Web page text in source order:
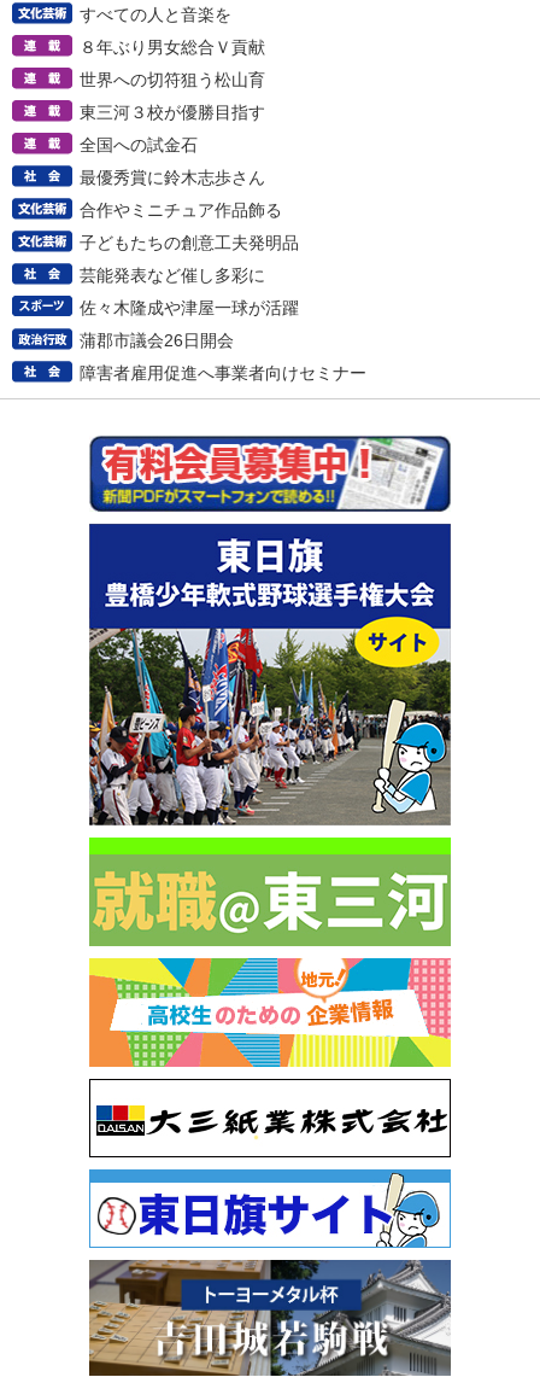
すべての人と音楽を
８年ぶり男女総合Ｖ貢献
世界への切符狙う松山育
東三河３校が優勝目指す
全国への試金石
最優秀賞に鈴木志歩さん
合作やミニチュア作品飾る
子どもたちの創意工夫発明品
芸能発表など催し多彩に
佐々木隆成や津屋一球が活躍
蒲郡市議会26日開会
障害者雇用促進へ事業者向けセミナー